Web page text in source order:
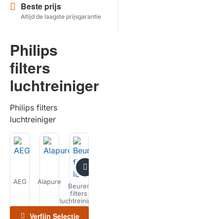
Beste prijs
Altijd de laagste prijsgarantie
Philips
filters
luchtreiniger
Philips filters
luchtreiniger
AEG Alapure
Beurer
filters
luchtreiniger
Verfijn Selectie